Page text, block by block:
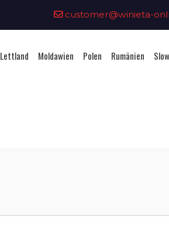
customer@winieta-
Lettland Moldawien Polen Rumänien